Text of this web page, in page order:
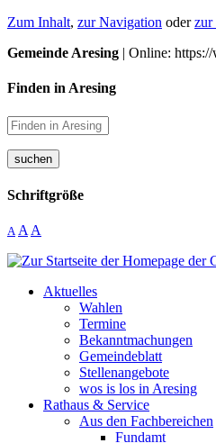
Zum Inhalt, zur Navigation oderzur
Gemeinde Aresing | Online:
Finden in Aresing
suchen
Schriftgröße
A A A
Aktuelles
Wahlen
Termine
Bekanntmachungen
Gemeindeblatt
Stellenangebote
wos is los in Aresing
Rathaus & Service
Aus den Fachbereichen
Fundamt